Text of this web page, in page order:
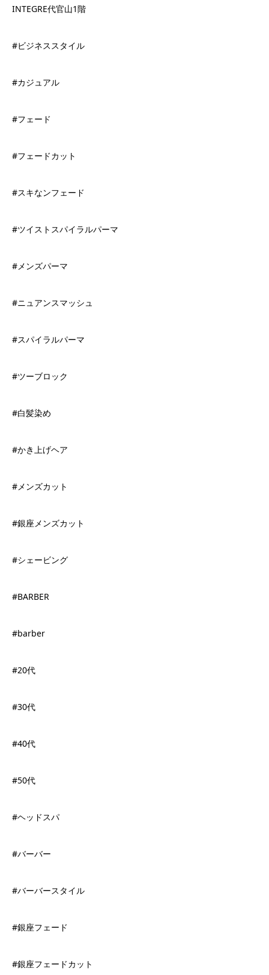
INTEGRE代官山1階
#ビジネススタイル
#カジュアル
#フェード
#フェードカット
#スキなンフェード
#ツイストスパイラルパーマ
#メンズパーマ
#ニュアンスマッシュ
#スパイラルパーマ
#ツーブロック
#白髪染め
#かき上げヘア
#メンズカット
#銀座メンズカット
#シェービング
#BARBER
#barber
#20代
#30代
#40代
#50代
#ヘッドスパ
#バーバー
#バーバースタイル
#銀座フェード
#銀座フェードカット